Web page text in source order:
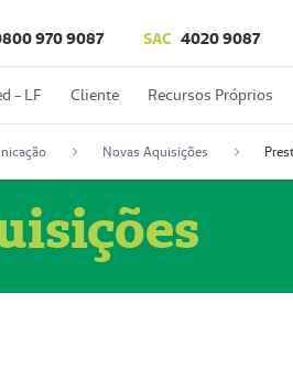
970 9087 SAC 4020 9087
- LF Cliente Recursos Próprios
Novas Aquisições